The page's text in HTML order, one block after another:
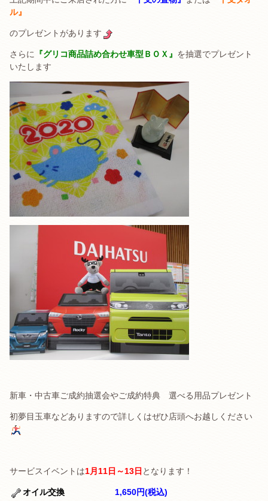
ル』
のプレゼントがあります
さらに 『グリコ商品詰め合わせ車型ＢＯＸ』 を抽選でプレゼント
いたします
新車・中古車ご成約抽選会やご成約特典 選べる用品プレゼント
初夢目玉車などありますので詳しくはぜひ店頭へお越しください
サービスイベントは1月11日～13日 となります！
オイル交換 1,650円(税込)